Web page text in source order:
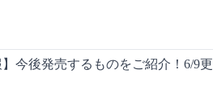
今後発売するものをご紹介！6/9更